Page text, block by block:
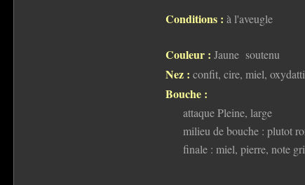
Conditions : à l'aveugle
Couleur : Jaune soutenu
Nez : confit, cire, miel,
Bouche :
attaque Pleine, large
milieu de bouche : plutot
finale : miel, pierre, note